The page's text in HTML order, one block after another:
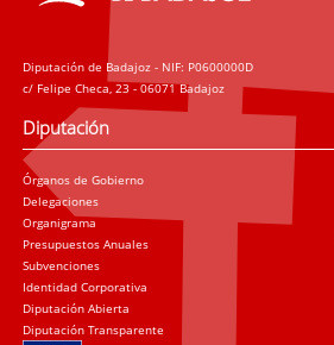
Diputación de Badajoz - NIF: P0600000D
c/ Felipe Checa, 23 - 06071 Badajoz
Diputación
Órganos de Gobierno
Delegaciones
Organigrama
Presupuestos Anuales
Subvenciones
Identidad Corporativa
Diputación Abierta
Diputación Transparente